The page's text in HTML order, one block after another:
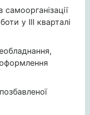
у ІІІ кварталі